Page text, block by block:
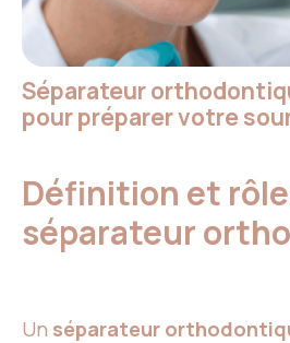
Séparateur
pour préparer votre
Définition et
séparateur
Un séparateur